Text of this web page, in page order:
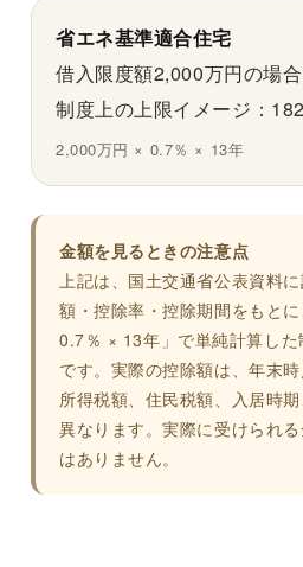
省エネ基準適合住宅
借入限度額2,000万円の場合
制度上の上限イメージ：
2,000万円 × 0.7％ × 13年
金額を見るときの注意点
上記は、国土交通省公表資料
額・控除率・控除期間をもと
0.7％ × 13年」で単純計算し
です。実際の控除額は、年末時
所得税額、住民税額、入居時
異なります。実際に受けられ
はありません。